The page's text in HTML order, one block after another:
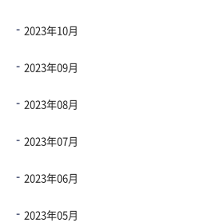
2023年10月
2023年09月
2023年08月
2023年07月
2023年06月
2023年05月